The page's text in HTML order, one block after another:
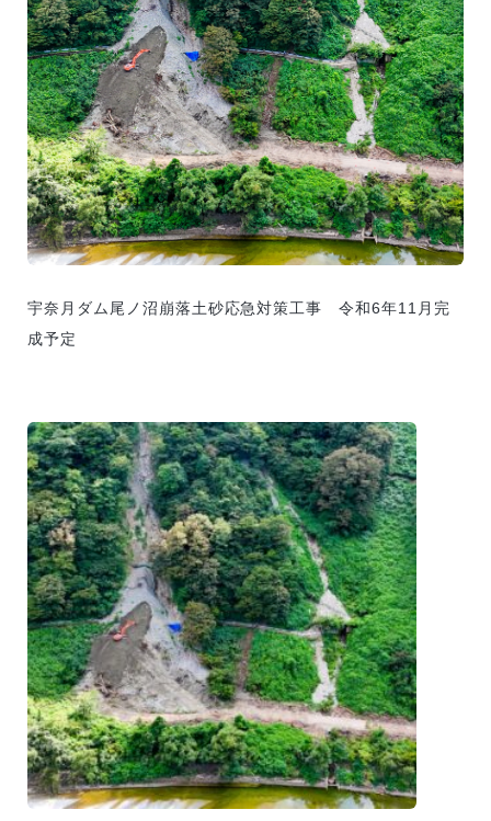
宇奈月ダム尾ノ沼崩落土砂応急対策工事 令和6年11月完
成予定